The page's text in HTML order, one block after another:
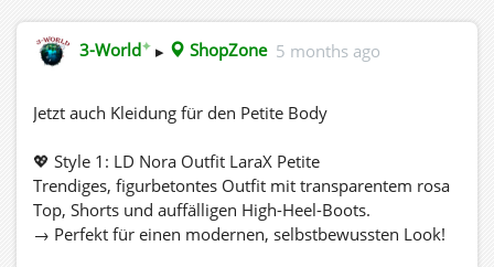
3-World✦ ▸ ShopZone 5 months ago
Jetzt auch Kleidung für den Petite Body
💖 Style 1: LD Nora Outfit LaraX Petite
Trendiges, figurbetontes Outfit mit transparentem rosa
Top, Shorts und auffälligen High-Heel-Boots.
→ Perfekt für einen modernen, selbstbewussten Look!